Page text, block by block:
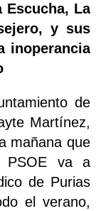
Escucha, La
y sus
inoperancia
de
Martínez,
mañana que
PSOE va a
de Purias
el verano,